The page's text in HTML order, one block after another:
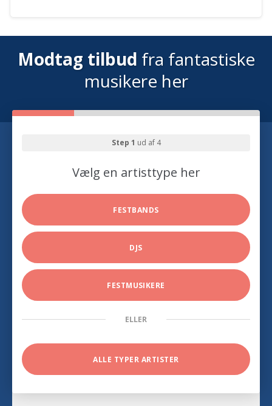
Modtag tilbud fra fantastiske
musikere her
Step 1 ud af 4
Vælg en artisttype her
FESTBANDS
DJS
FESTMUSIKERE
ELLER
ALLE TYPER ARTISTER